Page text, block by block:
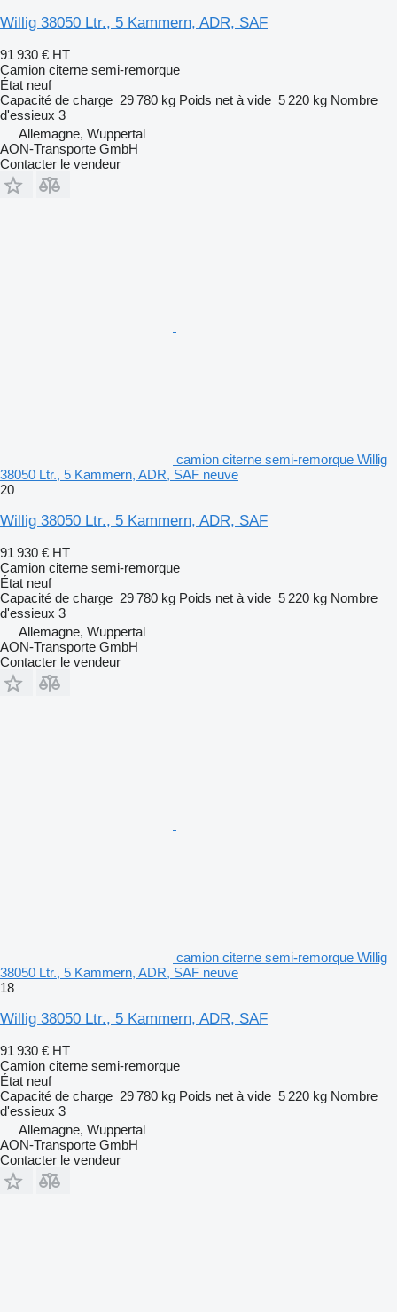
Willig 38050 Ltr., 5 Kammern, ADR, SAF
91 930 € HT
Camion citerne semi-remorque
État neuf
Capacité de charge 29 780 kg Poids net à vide 5 220 kg Nombre
d'essieux 3
Allemagne, Wuppertal
AON-Transporte GmbH
Contacter le vendeur
camion citerne semi-remorque Willig
38050 Ltr., 5 Kammern, ADR, SAF neuve
20
Willig 38050 Ltr., 5 Kammern, ADR, SAF
91 930 € HT
Camion citerne semi-remorque
État neuf
Capacité de charge 29 780 kg Poids net à vide 5 220 kg Nombre
d'essieux 3
Allemagne, Wuppertal
AON-Transporte GmbH
Contacter le vendeur
camion citerne semi-remorque Willig
38050 Ltr., 5 Kammern, ADR, SAF neuve
18
Willig 38050 Ltr., 5 Kammern, ADR, SAF
91 930 € HT
Camion citerne semi-remorque
État neuf
Capacité de charge 29 780 kg Poids net à vide 5 220 kg Nombre
d'essieux 3
Allemagne, Wuppertal
AON-Transporte GmbH
Contacter le vendeur